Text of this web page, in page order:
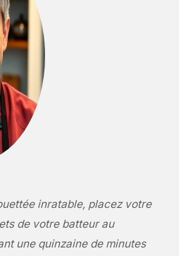
inratable, placez votre
de votre batteur au
une quinzaine de minutes